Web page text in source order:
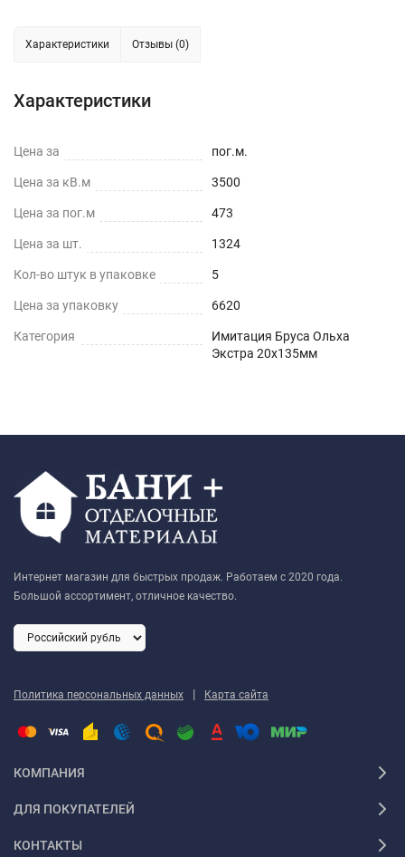
Характеристики Отзывы (0)
Характеристики
Цена за пог.м.
Цена за кВ.м 3500
Цена за пог.м 473
Цена за шт. 1324
Кол-во штук в упаковке 5
Цена за упаковку 6620
Категория
Имитация Бруса Ольха
Экстра 20х135мм
Интернет магазин для быстрых продаж. Работаем с 2020 года.
Большой ассортимент, отличное качество.
Политика персональных данных | Карта сайта
КОМПАНИЯ
ДЛЯ ПОКУПАТЕЛЕЙ
КОНТАКТЫ